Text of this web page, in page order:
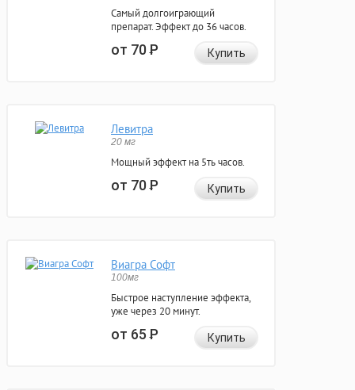
Самый долгоиграющий
препарат. Эффект до 36 часов.
от 70Р Купить
Левитра
20 мг
Мощный эффект на 5ть часов.
от 70Р Купить
Виагра Софт
100мг
Быстрое наступление эффекта,
уже через 20 минут.
от 65Р Купить